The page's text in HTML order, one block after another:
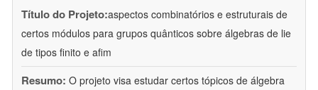
Título do Projeto:aspectos combinatórios e estruturais de
certos módulos para grupos quânticos sobre álgebras de lie
de tipos finito e afim
Resumo: O projeto visa estudar certos tópicos de álgebra